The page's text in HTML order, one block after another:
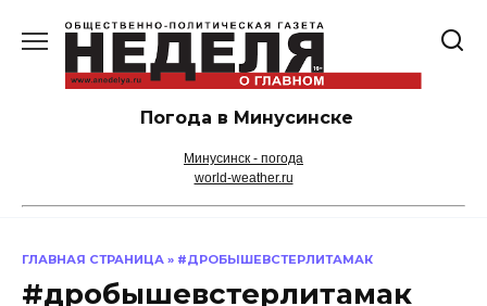
содержанию
Погода в Минусинске
Минусинск - погода
world-weather.ru
ГЛАВНАЯ СТРАНИЦА » #ДРОБЫШЕВСТЕРЛИТАМАК
#дробышевстерлитамак